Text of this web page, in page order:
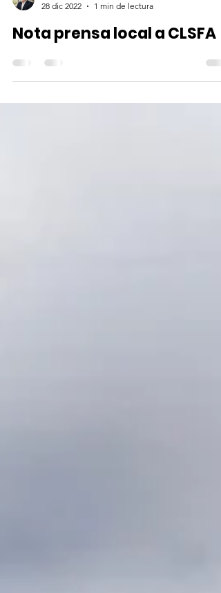
Claudio Covacevich
28 dic 2022
1 min de lectura
Nota prensa local a CLSFA